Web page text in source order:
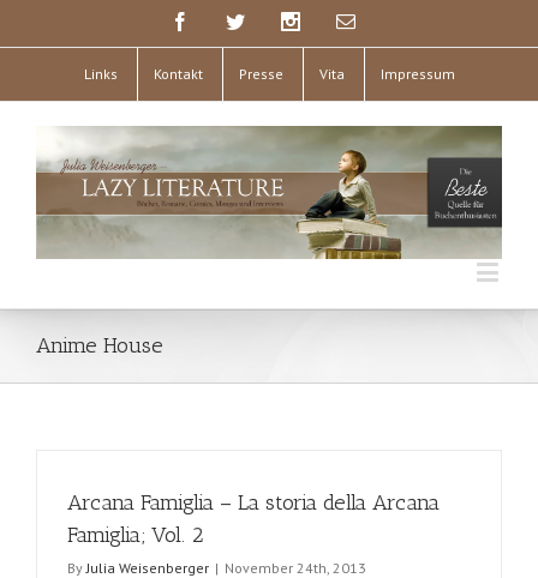
Links Kontakt Presse Vita Impressum
Anime House
Arcana Famiglia – La storia della Arcana
Famiglia; Vol. 2
ByJulia Weisenberger | November 24th, 2013